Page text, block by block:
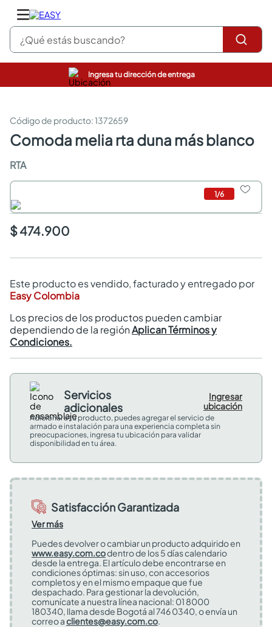
¿Qué estás buscando?
Ingresa tu dirección de entrega
:1372659
comoda melia rta duna más blanco
RTA
1/6
$ 474.900
Este producto es vendido, facturado y entregado por
Easy Colombia
Los precios de los productos pueden cambiar
dependiendo de la regiónAplican Términos y
Condiciones.
Servicios
adicionales
Ingresar
ubicación
Adicional a tu producto, puedes agregar el servicio de
armado e instalación para una experiencia completa sin
preocupaciones, ingresa tu ubicación para validar
disponibilidad en tu área.
Satisfacción Garantizada
Ver más
Puedes devolver o cambiar un producto adquirido en
www.easy.com.codentro de los 5 días calendario
desde la entrega. El artículo debe encontrarse en
condiciones óptimas: sin uso, con accesorios
completos y en el mismo empaque que fue
despachado. Para gestionar la devolución,
comunícate a nuestra línea nacional: 01 8000
180340, llama desde Bogotá al 746 0340, o envía un
correo aclientes@easy.com.co.
pinturas
sanitarios
comedor
pisos
armarios closet
comedores
neveras